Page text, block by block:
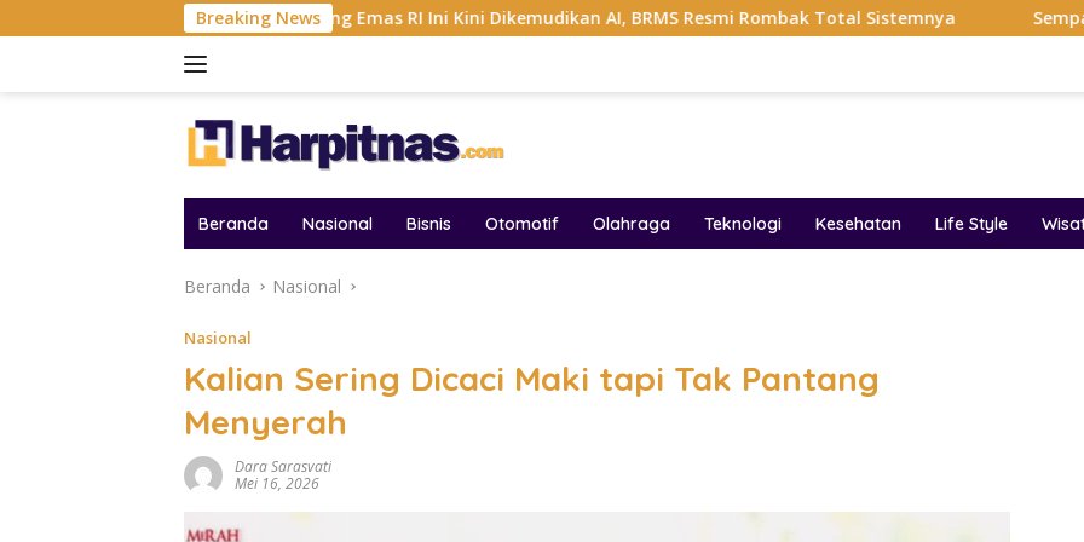
ke
Breaking News
Tambang Emas RI Ini Kini Dikemudikan AI, BRMS Resmi Rombak Total Sistemnya Sempat Viral Gaya ASI
Beranda Nasional Bisnis Otomotif Olahraga Teknologi Kesehatan Life Style
Beranda Nasional
Nasional
Kalian Sering Dicaci Maki tapi Tak Pantang
Menyerah
Dara Sarasvati
Mei 16, 2026